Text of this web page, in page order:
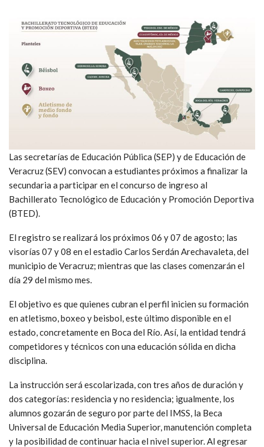
Las secretarías de Educación Pública (SEP) y de Educación de
Veracruz (SEV) convocan a estudiantes próximos a finalizar la
secundaria a participar en el concurso de ingreso al
Bachillerato Tecnológico de Educación y Promoción Deportiva
(BTED).
El registro se realizará los próximos 06 y 07 de agosto; las
visorías 07 y 08 en el estadio Carlos Serdán Arechavaleta, del
municipio de Veracruz; mientras que las clases comenzarán el
día 29 del mismo mes.
El objetivo es que quienes cubran el perfil inicien su formación
en atletismo, boxeo y beisbol, este último disponible en el
estado, concretamente en Boca del Río. Así, la entidad tendrá
competidores y técnicos con una educación sólida en dicha
disciplina.
La instrucción será escolarizada, con tres años de duración y
dos categorías: residencia y no residencia; igualmente, los
alumnos gozarán de seguro por parte del IMSS, la Beca
Universal de Educación Media Superior, manutención completa
y la posibilidad de continuar hacia el nivel superior. Al egresar